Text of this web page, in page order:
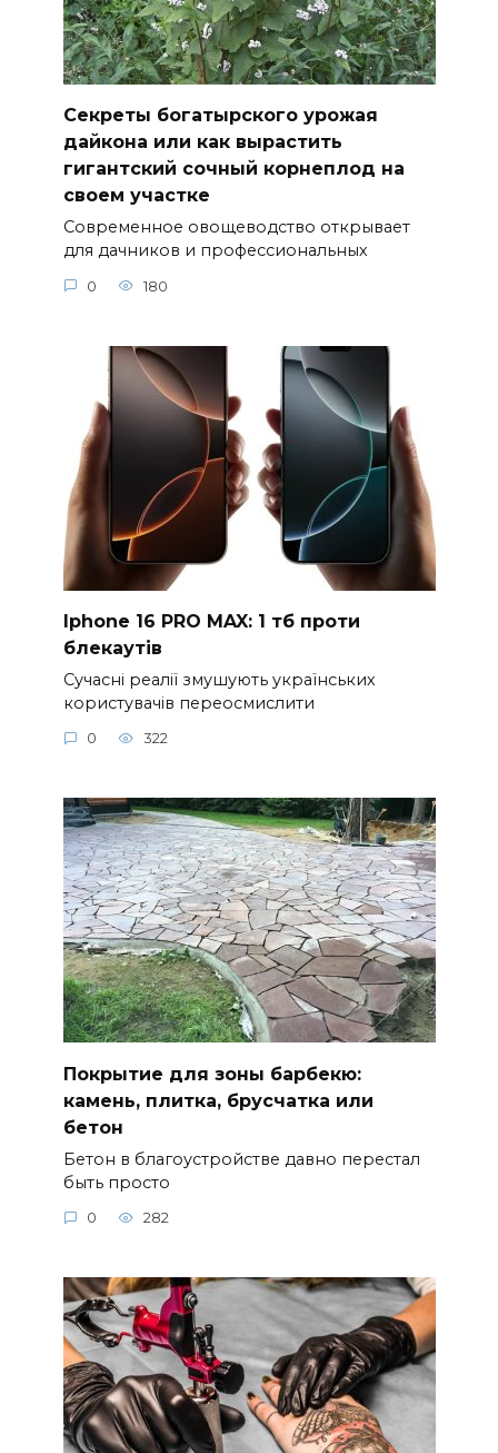
Секреты богатырского урожая
дайкона или как вырастить
гигантский сочный корнеплод на
своем участке
Современное овощеводство открывает
для дачников и профессиональных
0 180
Iphone 16 PRO MAX: 1 тб проти
блекаутів
Сучасні реалії змушують українських
користувачів переосмислити
0 322
Покрытие для зоны барбекю:
камень, плитка, брусчатка или
бетон
Бетон в благоустройстве давно перестал
быть просто
0 282